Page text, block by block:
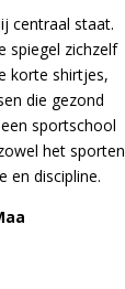
centraal staat.
spiegel zichzelf
korte shirtjes,
die gezond
sportschool
het sporten
en discipline.